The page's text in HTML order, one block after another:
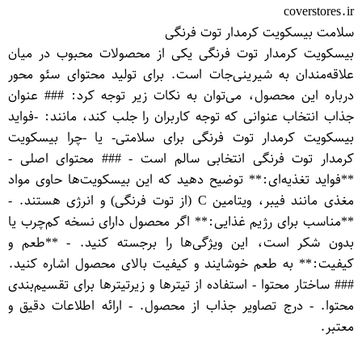
coverstores.ir
سلامت بیسکویت کرمدار توت فرنگی
بیسکویت کرمدار توت فرنگی یکی از محصولات محبوب در میان
علاقه‌مندان به شیرینی‌جات است. برای تولید محتوای سئو محور
درباره این محصول، می‌توان به نکات زیر توجه کرد: ### عنوان
جذاب انتخاب عنوانی که توجه کاربران را جلب کند، مانند: -فواید
بیسکویت کرمدار توت فرنگی برای سلامتی- یا -چرا بیسکویت
کرمدار توت فرنگی انتخابی سالم است - ### محتوای اصلی -
**فواید تغذیه‌ای:** توضیح دهید که این بیسکویت‌ها حاوی مواد
مغذی مانند فیبر، ویتامین C (از توت فرنگی) و انرژی هستند. -
**مناسب برای رژیم غذایی:** اگر محصول دارای نسخه کم‌چرب یا
بدون شکر است، این ویژگی‌ها را برجسته کنید. - **طعم و
کیفیت:** به طعم خوشایند و کیفیت بالای محصول اشاره کنید.
### ساختار محتوا - استفاده از تیترها و زیرتیترها برای تقسیم‌بندی
محتوا. - درج تصاویر جذاب از محصول. - ارائه اطلاعات دقیق و
معتبر.